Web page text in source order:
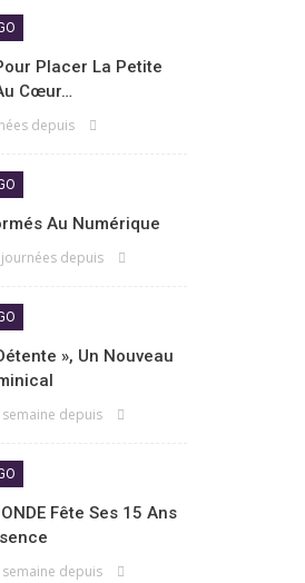
Placer La Petite
Cœur…
depuis
Au Numérique
depuis
», Un Nouveau
semaine depuis
Fête Ses 15 Ans
semaine depuis